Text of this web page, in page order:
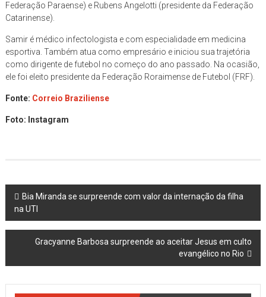
Federação Paraense) e Rubens Angelotti (presidente da Federação
Catarinense).
Samir é médico infectologista e com especialidade em medicina
esportiva. Também atua como empresário e iniciou sua trajetória
como dirigente de futebol no começo do ano passado. Na ocasião,
ele foi eleito presidente da Federação Roraimense de Futebol (FRF).
Fonte: Correio Braziliense
Foto: Instagram
Post
navigation
Bia Miranda se surpreende com valor da internação da filha
na UTI
Gracyanne Barbosa surpreende ao aceitar Jesus em culto
evangélico no Rio